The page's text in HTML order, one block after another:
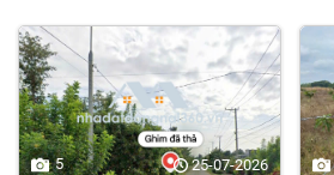
5 25-07-2026